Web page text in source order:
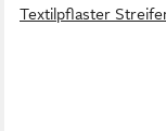
Textilpflaster